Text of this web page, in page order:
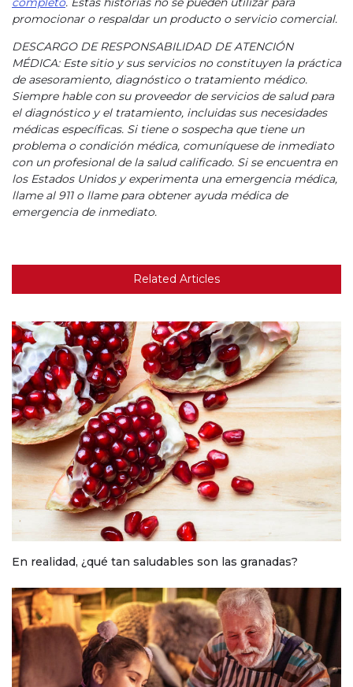
promocionar o respaldar un producto o servicio comercial.
DESCARGO DE RESPONSABILIDAD DE ATENCIÓN
MÉDICA: Este sitio y sus servicios no constituyen la práctica
de asesoramiento, diagnóstico o tratamiento médico.
Siempre hable con su proveedor de servicios de salud para
el diagnóstico y el tratamiento, incluidas sus necesidades
médicas específicas. Si tiene o sospecha que tiene un
problema o condición médica, comuníquese de inmediato
con un profesional de la salud calificado. Si se encuentra en
los Estados Unidos y experimenta una emergencia médica,
llame al 911 o llame para obtener ayuda médica de
emergencia de inmediato.
Related Articles
En realidad, ¿qué tan saludables son las granadas?